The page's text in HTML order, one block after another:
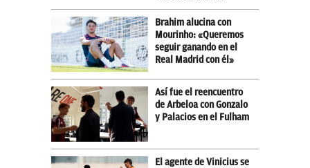
Brahim alucina con
Mourinho: «Queremos
seguir ganando en el
Real Madrid con él»
Así fue el reencuentro
de Arbeloa con Gonzalo
y Palacios en el Fulham
El agente de Vinicius se